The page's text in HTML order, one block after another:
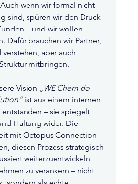
wenn wir formal nicht
sind, spüren wir den Druck
– und wir wollen
Dafür brauchen wir Partner,
aber auch
mitbringen.
Vision „WE Chem do
ist aus einem internen
entstanden – sie spiegelt
Haltung wider. Die
mit Octopus Connection
diesen Prozess strategisch
weiterzuentwickeln
zu verankern – nicht